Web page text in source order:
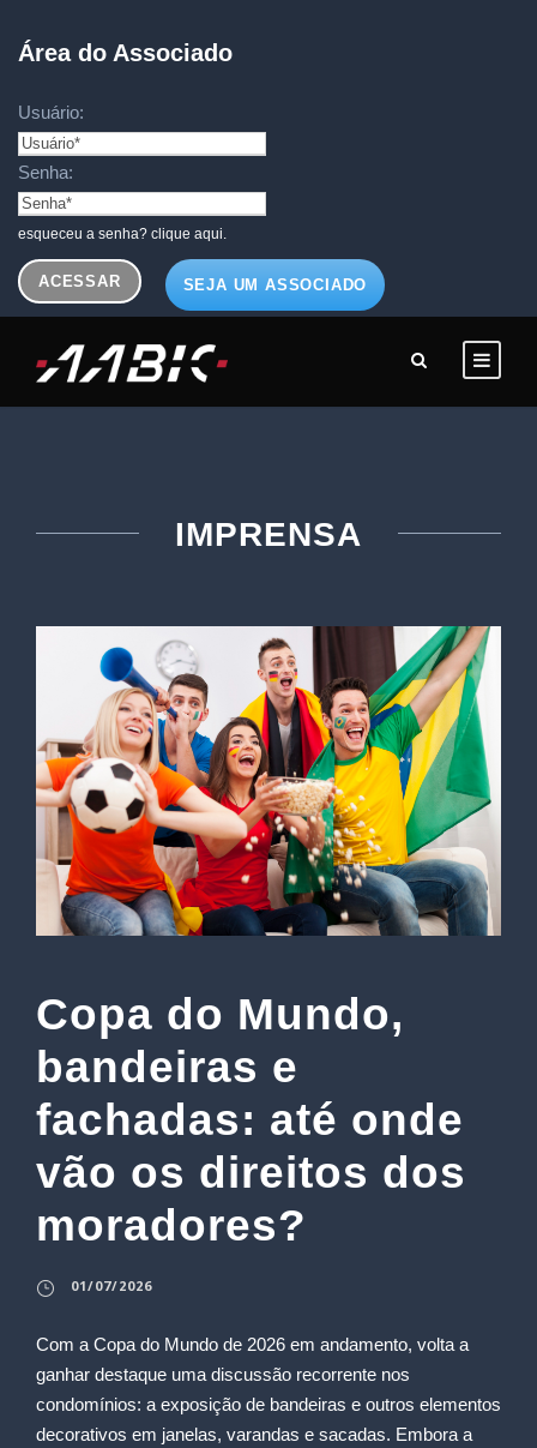
Área do Associado
Usuário:
Senha:
esqueceu a senha? clique aqui.
SEJA UM ASSOCIADO
IMPRENSA
Copa do Mundo,
bandeiras e
fachadas: até onde
vão os direitos dos
moradores?
01/07/2026
Com a Copa do Mundo de 2026 em andamento, volta a
ganhar destaque uma discussão recorrente nos
condomínios: a exposição de bandeiras e outros elementos
decorativos em janelas, varandas e sacadas. Embora a